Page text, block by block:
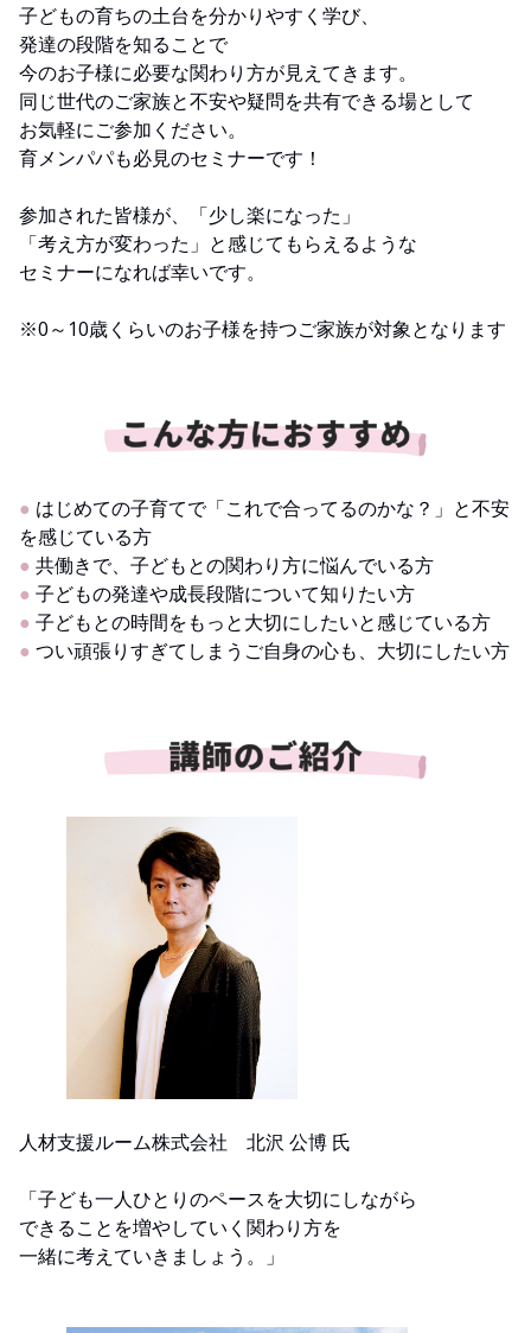
子どもの育ちの土台を分かりやすく学び、
発達の段階を知ることで
今のお子様に必要な関わり方が見えてきます。
同じ世代のご家族と不安や疑問を共有できる場として
お気軽にご参加ください。
育メンパパも必見のセミナーです！
参加された皆様が、「少し楽になった」
「考え方が変わった」と感じてもらえるような
セミナーになれば幸いです。
※0～10歳くらいのお子様を持つご家族が対象となります
● はじめての子育てで「これで合ってるのかな？」と不安
を感じている方
● 共働きで、子どもとの関わり方に悩んでいる方
● 子どもの発達や成長段階について知りたい方
● 子どもとの時間をもっと大切にしたいと感じている方
● つい頑張りすぎてしまうご自身の心も、大切にしたい方
人材支援ルーム株式会社 北沢 公博 氏
「子ども一人ひとりのペースを大切にしながら
できることを増やしていく関わり方を
一緒に考えていきましょう。」